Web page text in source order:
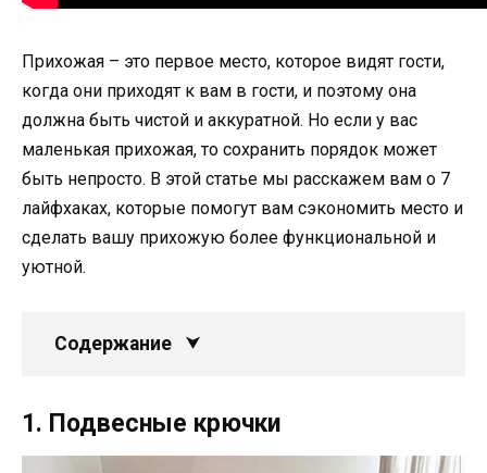
Прихожая – это первое место, которое видят гости,
когда они приходят к вам в гости, и поэтому она
должна быть чистой и аккуратной. Но если у вас
маленькая прихожая, то сохранить порядок может
быть непросто. В этой статье мы расскажем вам о 7
лайфхаках, которые помогут вам сэкономить место и
сделать вашу прихожую более функциональной и
уютной.
Содержание
1. Подвесные крючки